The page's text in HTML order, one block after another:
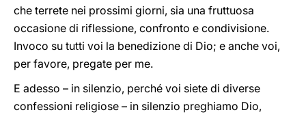
che terrete nei prossimi giorni, sia una fruttuosa
occasione di riflessione, confronto e condivisione.
Invoco su tutti voi la benedizione di Dio; e anche voi,
per favore, pregate per me.
E adesso – in silenzio, perché voi siete di diverse
confessioni religiose – in silenzio preghiamo Dio,